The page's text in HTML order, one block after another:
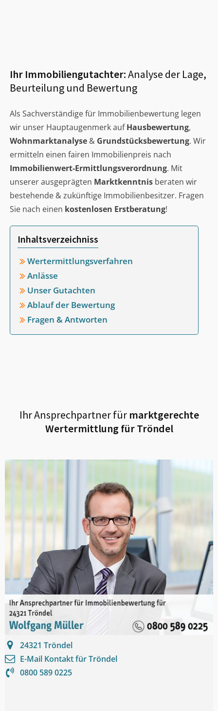
Ihr Immobiliengutachter:Analyse der Lage,
Beurteilung und Bewertung
Als Sachverständige für Immobilienbewertung legen
wir unser Hauptaugenmerk aufHausbewertung,
Wohnmarktanalyse & Grundstücksbewertung. Wir
ermitteln einen fairen Immobilienpreis nach
Immobilienwert-Ermittlungsverordnung. Mit
unserer ausgeprägten Marktkenntnis beraten wir
bestehende & zukünftige Immobilienbesitzer. Fragen
Sie nach einen kostenlosen Erstberatung!
Inhaltsverzeichniss
Wertermittlungsverfahren
Anlässe
Unser Gutachten
Ablauf der Bewertung
Fragen & Antworten
Ihr Ansprechpartner fürmarktgerechte
Wertermittlung fürTröndel
24321 Tröndel
E-Mail Kontakt fürTröndel
0800 589 0225